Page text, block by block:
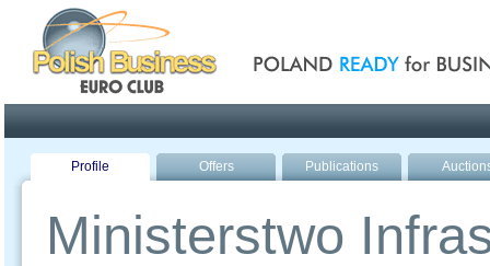
Profile Offers Publications
Ministerstwo